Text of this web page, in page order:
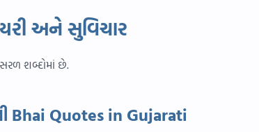
અને સુવિચાર
શબ્દોમાં છે.
Bhai Quotes in Gujarati